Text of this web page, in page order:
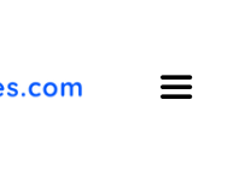
Toggle